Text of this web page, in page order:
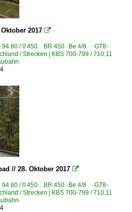
2017 
94 80 / 0 450 BR 450 · Be 4/8 ·GT8-
/ Strecken | KBS 700-799 / 710.11
// 28. Oktober 2017 
94 80 / 0 450 BR 450 · Be 4/8 ·GT8-
/ Strecken | KBS 700-799 / 710.11